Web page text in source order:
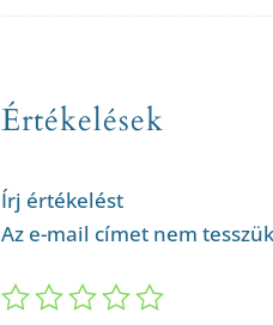
Értékelések
Írj értékelést
Az e-mail címet nem